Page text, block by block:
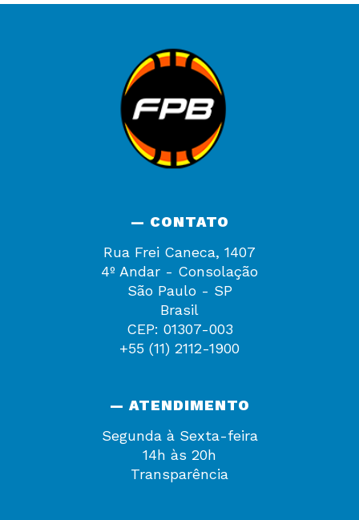
— CONTATO
Rua Frei Caneca, 1407
4º Andar - Consolação
São Paulo - SP
Brasil
CEP: 01307-003
+55 (11) 2112-1900
— ATENDIMENTO
Segunda à Sexta-feira
14h às 20h
Transparência